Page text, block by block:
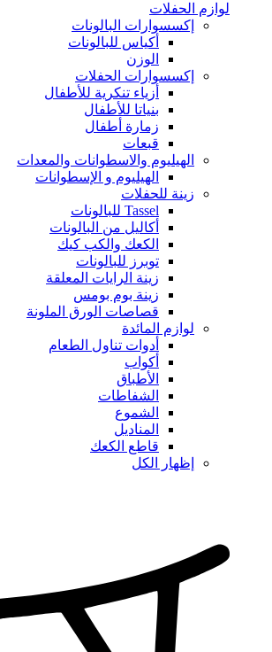
لوازم الحفلات
إكسسوارات البالونات
أكياس للبالونات
الوزن
إكسسوارات الحفلات
أزياء تنكرية للأطفال
بنياتا للأطفال
زمارة أطفال
قبعات
الهيليوم والاسطوانات والمعدات
الهيليوم و الإسطوانات
زينة للحفلات
Tassel للبالونات
أكاليل من البالونات
الكعك والكب كيك
توبرز للبالونات
زينة الرايات المعلقة
زينة بوم بومس
قصاصات الورق الملونة
لوازم المائدة
أدوات تناول الطعام
أكواب
الأطباق
الشفاطات
الشموع
المناديل
قاطع الكعك
إظهار الكل